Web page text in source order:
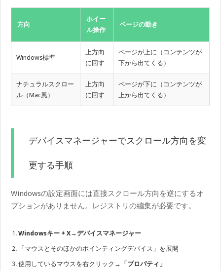
方向
ホイー
ル操作
ページの動き
Windows標準
上方向
に回す
ページが上に（コンテンツが
下から出てくる）
ナチュラルスクロー
ル（Mac風）
上方向
に回す
ページが下に（コンテンツが
上から出てくる）
デバイスマネージャーでスクロール方向を変
更する手順
Windowsの設定画面には直接スクロール方向を逆にするオ
プションがありません。レジストリの編集が必要です。
Windowsキー + X→デバイスマネージャー
「マウスとそのほかのポインティングデバイス」を展開
使用しているマウスを右クリック→ 「プロパティ」